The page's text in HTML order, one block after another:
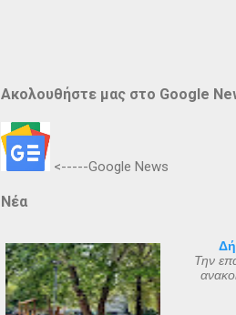
Ακολουθήστε μας στο Google
<-----Google News
Νέα
Την